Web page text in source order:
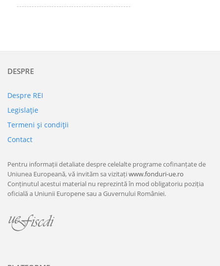
DESPRE
Despre REI
Legislaţie
Termeni şi condiţii
Contact
Pentru informații detaliate despre celelalte programe cofinanțate de
Uniunea Europeană, vă invităm sa vizitațiwww.fonduri-ue.ro
Conținutul acestui material nu reprezintă în mod obligatoriu poziția
oficială a Uniunii Europene sau a Guvernului României.